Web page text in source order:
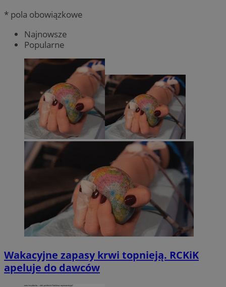
* pola obowiązkowe
Najnowsze
Popularne
Wakacyjne zapasy krwi topnieją. RCKiK
apeluje do dawców